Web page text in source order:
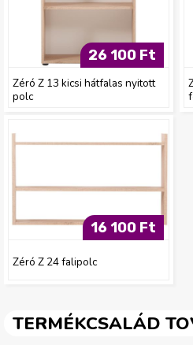
26 100 Ft
Zéró Z 13 kicsi hátfalas nyitott
polc
16 100 Ft
Zéró Z 24 falipolc
TERMÉKCSALÁD